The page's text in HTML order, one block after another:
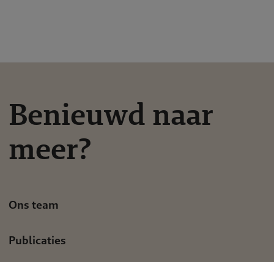
Benieuwd naar
meer?
Ons team
Publicaties